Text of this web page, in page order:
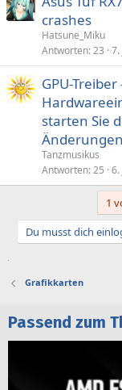
crashes
Hatsune_Miku
Antworten 23 7.
GPU-
starten Sie
Tanzmusikus
Antworten 25 6.
1
Du musst dich
Grafikkarten
Passend zum